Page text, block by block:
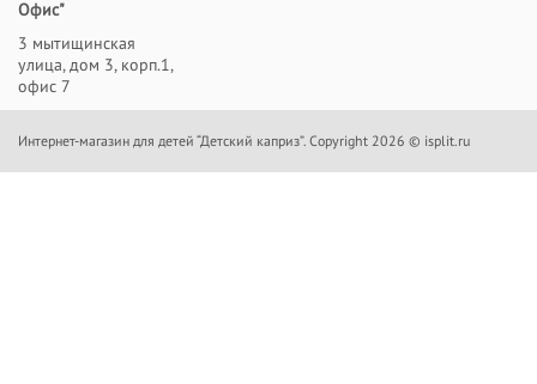
Офис"
3 мытищинская
улица, дом 3, корп.1,
офис 7
Интернет-магазин для детей “Детский каприз”. Copyright 2026 © isplit.ru